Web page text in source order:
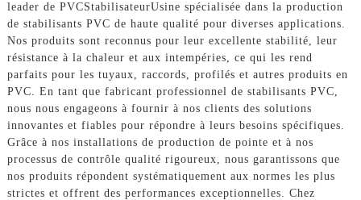
leader de PVCStabilisateurUsine spécialisée dans la production
de stabilisants PVC de haute qualité pour diverses applications.
Nos produits sont reconnus pour leur excellente stabilité, leur
résistance à la chaleur et aux intempéries, ce qui les rend
parfaits pour les tuyaux, raccords, profilés et autres produits en
PVC. En tant que fabricant professionnel de stabilisants PVC,
nous nous engageons à fournir à nos clients des solutions
innovantes et fiables pour répondre à leurs besoins spécifiques.
Grâce à nos installations de production de pointe et à nos
processus de contrôle qualité rigoureux, nous garantissons que
nos produits répondent systématiquement aux normes les plus
strictes et offrent des performances exceptionnelles. Chez